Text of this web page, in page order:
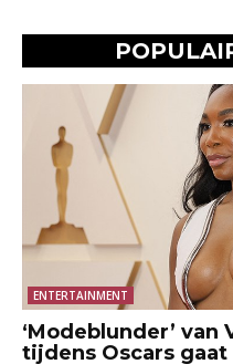
ENTERTAINMENT
‘Modeblunder’ van
tijdens Oscars